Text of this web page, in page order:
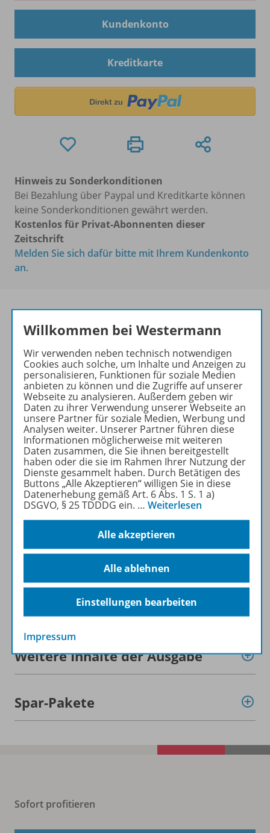
Kundenkonto
Kreditkarte
Hinweis zu Sonderkonditionen
Bei Bezahlung über Paypal und Kreditkarte können
keine Sonderkonditionen gewährt werden.
Kostenlos für Privat-Abonnenten dieser
Zeitschrift
Melden Sie sich dafür bitte mit Ihrem Kundenkonto
an.
Die führende Zeitschrift für
die Unterrichtspraxis!
Ihr Wegweiser zu den
wichtigsten Seiten von PRAXIS
GEOGRAPHIE:
zu den Abo-Angeboten
zum Zeitschriftenkiosk
zum Online-Archiv
Mehr zur Zeitschrift
Informationen
Beschreibung
Weitere Inhalte der Ausgabe
Spar-Pakete
Sofort profitieren
Willkommen bei Westermann
Wir verwenden neben technisch notwendigen
Cookies auch solche, um Inhalte und Anzeigen zu
personalisieren, Funktionen für soziale Medien
anbieten zu können und die Zugriffe auf unserer
Webseite zu analysieren. Außerdem geben wir
Daten zu ihrer Verwendung unserer Webseite an
unsere Partner für soziale Medien, Werbung und
Analysen weiter. Unserer Partner führen diese
Informationen möglicherweise mit weiteren
Daten zusammen, die Sie ihnen bereitgestellt
haben oder die sie im Rahmen Ihrer Nutzung der
Dienste gesammelt haben. Durch Betätigen des
Buttons „Alle Akzeptieren“ willigen Sie in diese
Datenerhebung gemäß Art. 6 Abs. 1 S. 1 a)
DSGVO, § 25 TDDDG ein. … Weiterlesen
Alle akzeptieren
Alle ablehnen
Einstellungen bearbeiten
Impressum